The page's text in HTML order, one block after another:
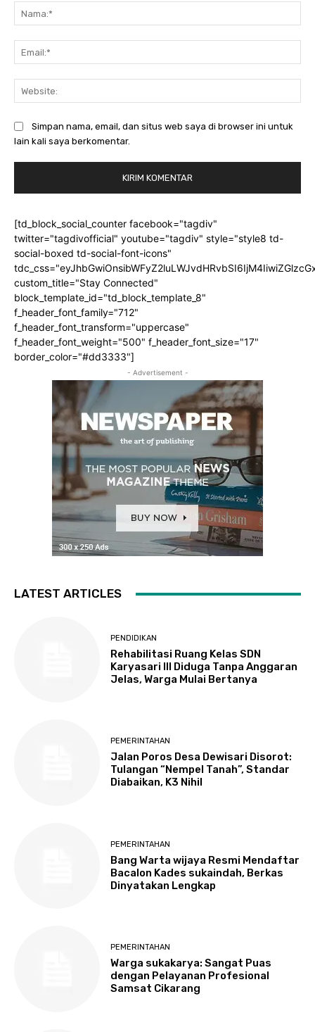
Simpan nama, email, dan situs web saya di browser ini untuk
lain kali saya berkomentar.
[td_block_social_counter facebook="tagdiv"
twitter="tagdivofficial" youtube="tagdiv" style="style8 td-
social-boxed td-social-font-icons"
custom_title="Stay Connected"
block_template_id="td_block_template_8"
f_header_font_family="712"
f_header_font_transform="uppercase"
f_header_font_weight="500" f_header_font_size="17"
border_color="#dd3333"]
- Advertisement -
LATEST ARTICLES
PENDIDIKAN
Rehabilitasi Ruang Kelas SDN
Karyasari III Diduga Tanpa Anggaran
Jelas, Warga Mulai Bertanya
PEMERINTAHAN
Jalan Poros Desa Dewisari Disorot:
Tulangan “Nempel Tanah”, Standar
Diabaikan, K3 Nihil
PEMERINTAHAN
Bang Warta wijaya Resmi Mendaftar
Bacalon Kades sukaindah, Berkas
Dinyatakan Lengkap
PEMERINTAHAN
Warga sukakarya: Sangat Puas
dengan Pelayanan Profesional
Samsat Cikarang